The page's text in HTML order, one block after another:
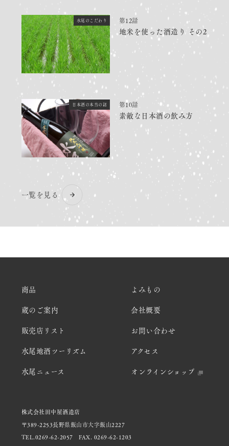
水尾のこだわり 第12話
地米を使った酒造り その2
日本酒の本当の話 第10話
素敵な日本酒の飲み方
一覧を見る
商品
蔵のご案内
販売店リスト
水尾地酒ツーリズム
水尾ニュース
よみもの
会社概要
お問い合わせ
アクセス
オンラインショップ
株式会社田中屋酒造店
〒389-2253長野県飯山市大字飯山2227
TEL.0269-62-2057
FAX. 0269-62-1203